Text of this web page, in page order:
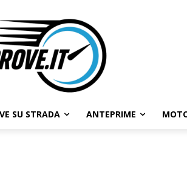
SU STRADA ANTEPRIME